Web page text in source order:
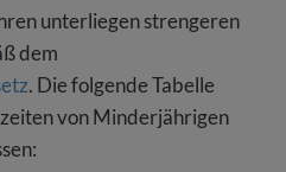
unterliegen strengeren
dem
. Die folgende Tabelle
von Minderjährigen